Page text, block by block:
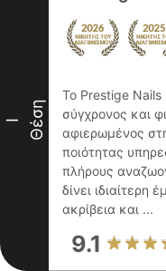
I Θέση
Το Prestige Nails
σύγχρονος και
αφιερωμένος
ποιότητας
πλήρους
δίνει ιδιαίτερη
ακρίβεια και ...
9.1